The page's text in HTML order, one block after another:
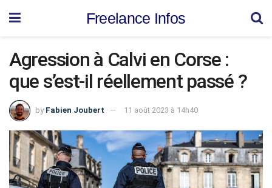
Freelance Infos
Agression à Calvi en Corse :
que s’est-il réellement passé ?
by Fabien Joubert 11 août 2023 à 14h40